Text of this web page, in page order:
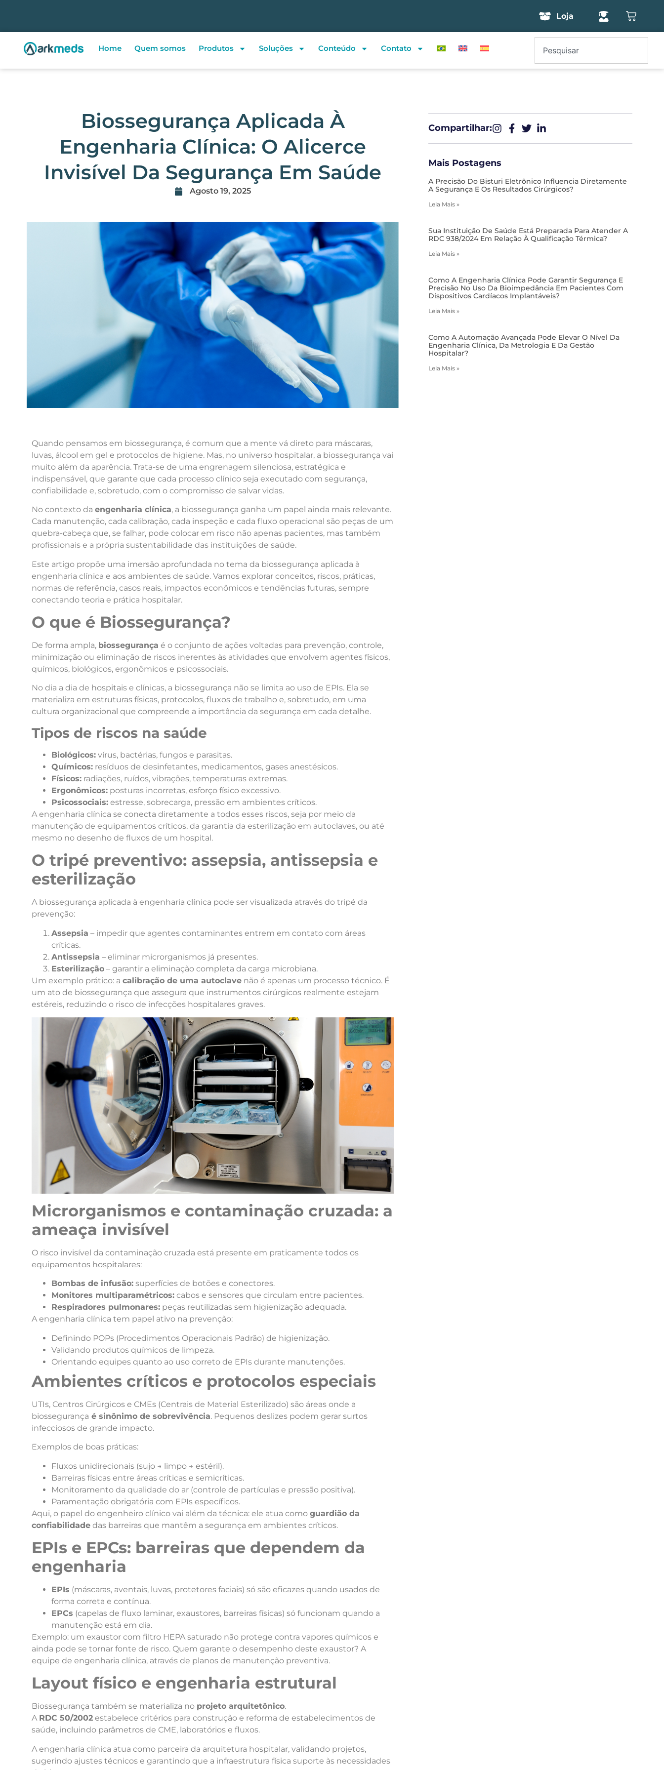
Loja
Home Quem somos Produtos Soluções Conteúdo Contato
Biossegurança Aplicada À
Engenharia Clínica: O Alicerce
Invisível Da Segurança Em Saúde
Agosto 19, 2025
Quando pensamos em biossegurança, é comum que a mente vá direto para máscaras,
luvas, álcool em gel e protocolos de higiene. Mas, no universo hospitalar, a biossegurança vai
muito além da aparência. Trata-se de uma engrenagem silenciosa, estratégica e
indispensável, que garante que cada processo clínico seja executado com segurança,
confiabilidade e, sobretudo, com o compromisso de salvar vidas.
No contexto da engenharia clínica, a biossegurança ganha um papel ainda mais relevante.
Cada manutenção, cada calibração, cada inspeção e cada fluxo operacional são peças de um
quebra-cabeça que, se falhar, pode colocar em risco não apenas pacientes, mas também
profissionais e a própria sustentabilidade das instituições de saúde.
Este artigo propõe uma imersão aprofundada no tema da biossegurança aplicada à
engenharia clínica e aos ambientes de saúde. Vamos explorar conceitos, riscos, práticas,
normas de referência, casos reais, impactos econômicos e tendências futuras, sempre
conectando teoria e prática hospitalar.
O que é Biossegurança?
De forma ampla, biossegurança é o conjunto de ações voltadas para prevenção, controle,
minimização ou eliminação de riscos inerentes às atividades que envolvem agentes físicos,
químicos, biológicos, ergonômicos e psicossociais.
No dia a dia de hospitais e clínicas, a biossegurança não se limita ao uso de EPIs. Ela se
materializa em estruturas físicas, protocolos, fluxos de trabalho e, sobretudo, em uma
cultura organizacional que compreende a importância da segurança em cada detalhe.
Tipos de riscos na saúde
Biológicos:vírus, bactérias, fungos e parasitas.
Químicos:resíduos de desinfetantes, medicamentos, gases anestésicos.
Físicos:radiações, ruídos, vibrações, temperaturas extremas.
Ergonômicos:posturas incorretas, esforço físico excessivo.
Psicossociais:estresse, sobrecarga, pressão em ambientes críticos.
A engenharia clínica se conecta diretamente a todos esses riscos, seja por meio da
manutenção de equipamentos críticos, da garantia da esterilização em autoclaves, ou até
mesmo no desenho de fluxos de um hospital.
O tripé preventivo: assepsia, antissepsia e
esterilização
A biossegurança aplicada à engenharia clínica pode ser visualizada através do tripé da
prevenção:
Assepsia – impedir que agentes contaminantes entrem em contato com áreas
críticas.
Antissepsia – eliminar microrganismos já presentes.
Esterilização– garantir a eliminação completa da carga microbiana.
Um exemplo prático: a calibração de uma autoclavenão é apenas um processo técnico. É
um ato de biossegurança que assegura que instrumentos cirúrgicos realmente estejam
estéreis, reduzindo o risco de infecções hospitalares graves.
Microrganismos e contaminação cruzada: a
ameaça invisível
O risco invisível da contaminação cruzada está presente em praticamente todos os
equipamentos hospitalares:
Bombas de infusão:superfícies de botões e conectores.
Monitores multiparamétricos:cabos e sensores que circulam entre pacientes.
Respiradores pulmonares:peças reutilizadas sem higienização adequada.
A engenharia clínica tem papel ativo na prevenção:
Definindo POPs (Procedimentos Operacionais Padrão) de higienização.
Validando produtos químicos de limpeza.
Orientando equipes quanto ao uso correto de EPIs durante manutenções.
Ambientes críticos e protocolos especiais
UTIs, Centros Cirúrgicos e CMEs (Centrais de Material Esterilizado) são áreas onde a
biossegurança é sinônimo de sobrevivência. Pequenos deslizes podem gerar surtos
infecciosos de grande impacto.
Exemplos de boas práticas:
Fluxos unidirecionais (sujo → limpo → estéril).
Barreiras físicas entre áreas críticas e semicríticas.
Monitoramento da qualidade do ar (controle de partículas e pressão positiva).
Paramentação obrigatória com EPIs específicos.
Aqui, o papel do engenheiro clínico vai além da técnica: ele atua como guardião da
confiabilidadedas barreiras que mantêm a segurança em ambientes críticos.
EPIs e EPCs: barreiras que dependem da
engenharia
EPIs (máscaras, aventais, luvas, protetores faciais) só são eficazes quando usados de
forma correta e contínua.
EPCs (capelas de fluxo laminar, exaustores, barreiras físicas) só funcionam quando a
manutenção está em dia.
Exemplo: um exaustor com filtro HEPA saturado não protege contra vapores químicos e
ainda pode se tornar fonte de risco. Quem garante o desempenho deste exaustor? A
equipe de engenharia clínica, através de planos de manutenção preventiva.
Layout físico e engenharia estrutural
Biossegurança também se materializa no projeto arquitetônico.
A RDC 50/2002estabelece critérios para construção e reforma de estabelecimentos de
saúde, incluindo parâmetros de CME, laboratórios e fluxos.
A engenharia clínica atua como parceira da arquitetura hospitalar, validando projetos,
sugerindo ajustes técnicos e garantindo que a infraestrutura física suporte às necessidades
Compartilhar:​
Mais Postagens
A Precisão Do Bisturi Eletrônico Influencia Diretamente
A Segurança E Os Resultados Cirúrgicos?
Leia Mais »
Sua Instituição De Saúde Está Preparada Para Atender A
RDC 938/2024 Em Relação À Qualificação Térmica?
Leia Mais »
Como A Engenharia Clínica Pode Garantir Segurança E
Precisão No Uso Da Bioimpedância Em Pacientes Com
Dispositivos Cardíacos Implantáveis?
Leia Mais »
Como A Automação Avançada Pode Elevar O Nível Da
Engenharia Clínica, Da Metrologia E Da Gestão
Hospitalar?
Leia Mais »